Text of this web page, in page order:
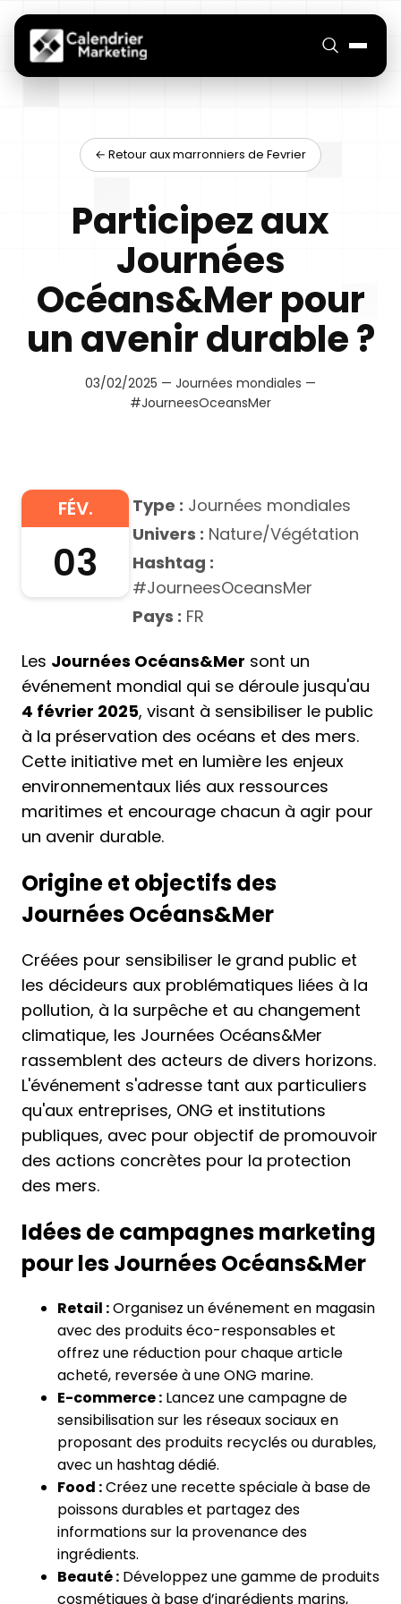
← Retour aux marronniers de Fevrier
Participez aux
Journées
Océans&Mer pour
un avenir durable ?
03/02/2025 — Journées mondiales —
#JourneesOceansMer
FÉV.
03
Type : Journées mondiales
Univers : Nature/Végétation
Hashtag :
#JourneesOceansMer
Pays : FR
Les Journées Océans&Mer sont un
événement mondial qui se déroule jusqu'au
4 février 2025, visant à sensibiliser le public
à la préservation des océans et des mers.
Cette initiative met en lumière les enjeux
environnementaux liés aux ressources
maritimes et encourage chacun à agir pour
un avenir durable.
Origine et objectifs des
Journées Océans&Mer
Créées pour sensibiliser le grand public et
les décideurs aux problématiques liées à la
pollution, à la surpêche et au changement
climatique, les Journées Océans&Mer
rassemblent des acteurs de divers horizons.
L'événement s'adresse tant aux particuliers
qu'aux entreprises, ONG et institutions
publiques, avec pour objectif de promouvoir
des actions concrètes pour la protection
des mers.
Idées de campagnes marketing
pour les Journées Océans&Mer
Retail :Organisez un événement en magasin
avec des produits éco-responsables et
offrez une réduction pour chaque article
acheté, reversée à une ONG marine.
E-commerce : Lancez une campagne de
sensibilisation sur les réseaux sociaux en
proposant des produits recyclés ou durables,
avec un hashtag dédié.
Food :Créez une recette spéciale à base de
poissons durables et partagez des
informations sur la provenance des
ingrédients.
Beauté : Développez une gamme de produits
cosmétiques à base d’ingrédients marins,